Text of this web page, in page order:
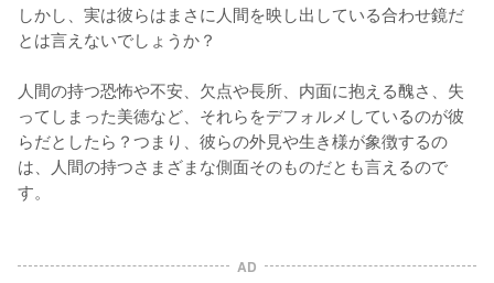
しかし、実は彼らはまさに人間を映し出している合わせ鏡だ
とは言えないでしょうか？
人間の持つ恐怖や不安、欠点や長所、内面に抱える醜さ、失
ってしまった美徳など、それらをデフォルメしているのが彼
らだとしたら？つまり、彼らの外見や生き様が象徴するの
は、人間の持つさまざまな側面そのものだとも言えるので
AD